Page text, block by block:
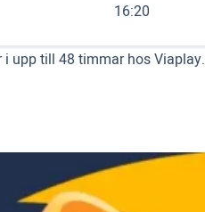
16:20
upp till 48 timmar hos Viaplay.